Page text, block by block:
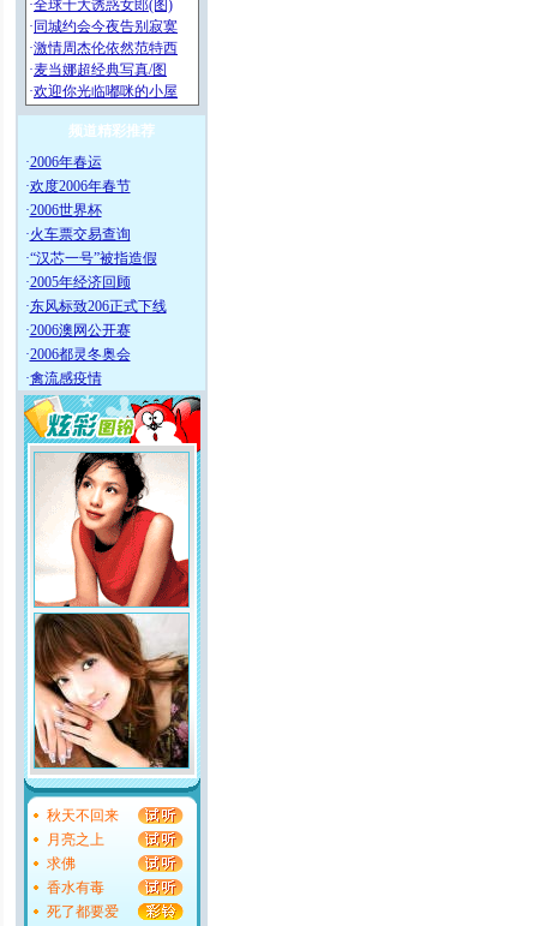
频道精彩推荐
·2006年春运
·欢度2006年春节
·2006世界杯
·火车票交易查询
·“汉芯一号”被指造假
·2005年经济回顾
·东风标致206正式下线
·2006澳网公开赛
·2006都灵冬奥会
·禽流感疫情
秋天不回来
月亮之上
求佛
香水有毒
死了都要爱